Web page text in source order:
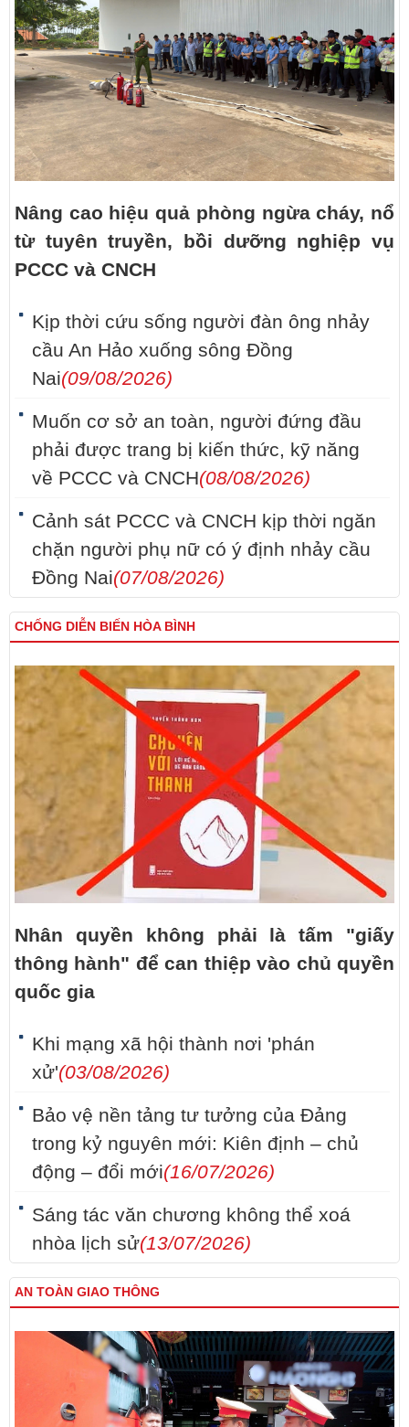
Nâng cao hiệu quả phòng ngừa cháy, nổ
từ tuyên truyền, bồi dưỡng nghiệp vụ
PCCC và CNCH
Kịp thời cứu sống người đàn ông nhảy
cầu An Hảo xuống sông Đồng
Nai(09/08/2026)
Muốn cơ sở an toàn, người đứng đầu
phải được trang bị kiến thức, kỹ năng
về PCCC và CNCH(08/08/2026)
Cảnh sát PCCC và CNCH kịp thời ngăn
chặn người phụ nữ có ý định nhảy cầu
Đồng Nai(07/08/2026)
CHỐNG DIỄN BIẾN HÒA BÌNH
Nhân quyền không phải là tấm "giấy
thông hành" để can thiệp vào chủ quyền
quốc gia
Khi mạng xã hội thành nơi 'phán
xử'(03/08/2026)
Bảo vệ nền tảng tư tưởng của Đảng
trong kỷ nguyên mới: Kiên định – chủ
động – đổi mới(16/07/2026)
Sáng tác văn chương không thể xoá
nhòa lịch sử(13/07/2026)
AN TOÀN GIAO THÔNG